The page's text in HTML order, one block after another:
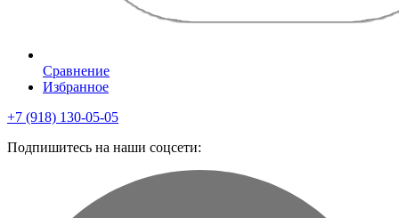
Сравнение
Избранное
+7 (918) 130-05-05
Подпишитесь на наши соцсети: